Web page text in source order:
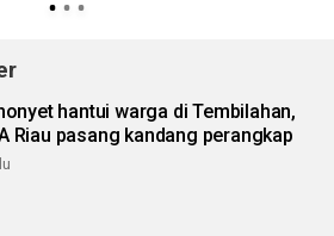
hantui warga di Tembilahan,
Riau pasang kandang perangkap